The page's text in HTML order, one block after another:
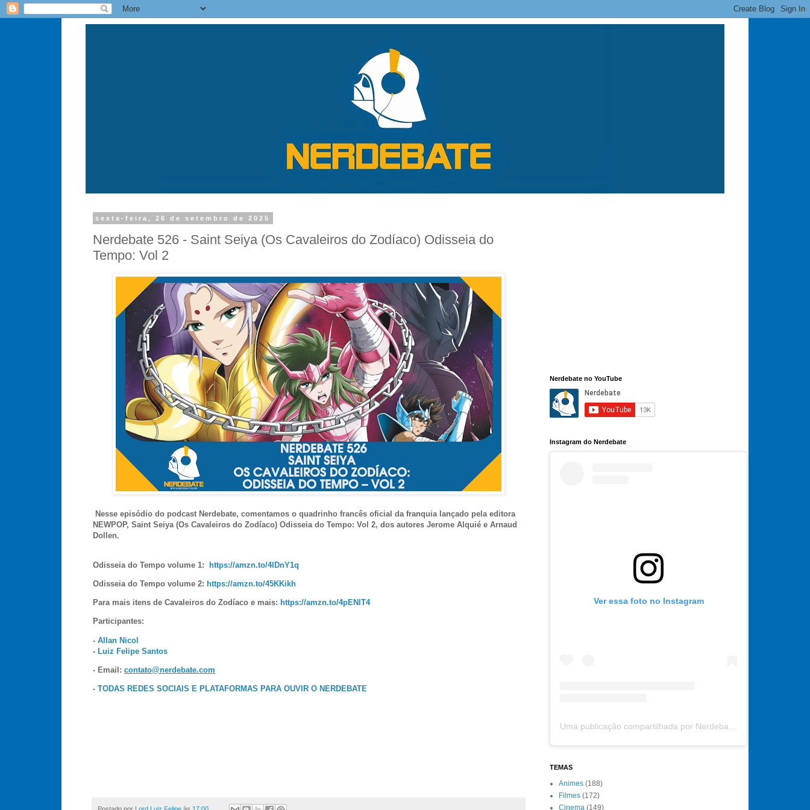
sexta-feira, 26 de setembro de 2025
Nerdebate 526 - Saint Seiya (Os Cavaleiros do Zodíaco) Odisseia do
Tempo: Vol 2
Nesse episódio do podcast Nerdebate, comentamos o quadrinho francês oficial da franquia lançado pela editora
NEWPOP, Saint Seiya (Os Cavaleiros do Zodíaco) Odisseia do Tempo: Vol 2, dos autores Jerome Alquié e Arnaud
Dollen.
Odisseia do Tempo volume 1: https://amzn.to/4lDnY1q
Odisseia do Tempo volume 2: https://amzn.to/45KKikh
Para mais itens de Cavaleiros do Zodíaco e mais: https://amzn.to/4pENlT4
Participantes:
- Allan Nicol
- Luiz Felipe Santos
- Email: contato@nerdebate.com
- TODAS REDES SOCIAIS E PLATAFORMAS PARA OUVIR O NERDEBATE
Nerdebate no YouTube
Instagram do Nerdebate
Ver essa foto no Instagram
TEMAS
Animes (188)
Filmes (172)
Cinema (149)